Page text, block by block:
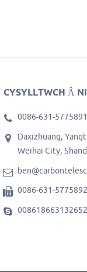
CYSYLLTWCH Â NI
0086-631-5775891
Daxizhuang,
Weihai City,
0086-631-5775892
008618663132652